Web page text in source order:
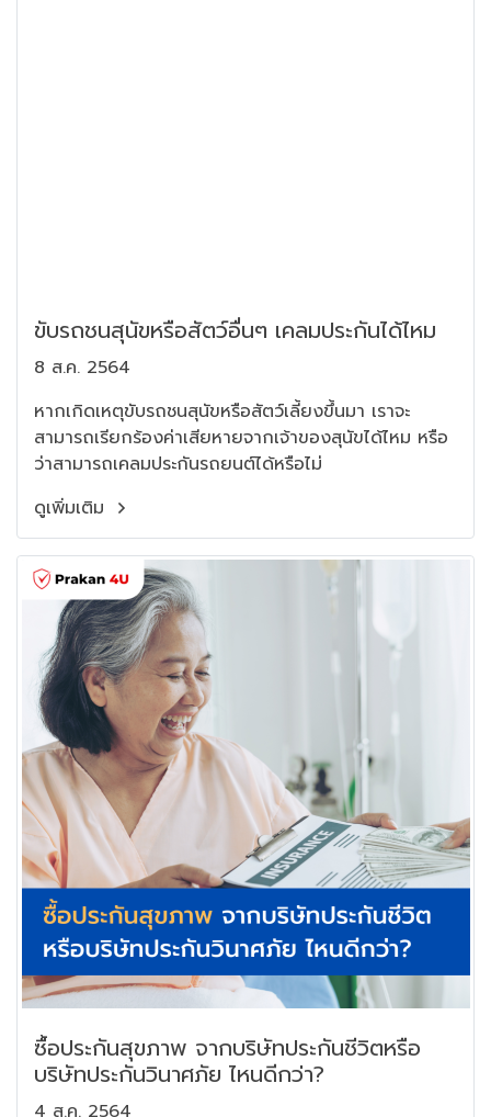
ขับรถชนสุนัขหรือสัตว์อื่นๆ เคลมประกันได้ไหม
8 ส.ค. 2564
หากเกิดเหตุขับรถชนสุนัขหรือสัตว์เลี้ยงขึ้นมา เราจะ
สามารถเรียกร้องค่าเสียหายจากเจ้าของสุนัขได้ไหม หรือ
ว่าสามารถเคลมประกันรถยนต์ได้หรือไม่
ดูเพิ่มเติม
ซื้อประกันสุขภาพ จากบริษัทประกันชีวิตหรือ
บริษัทประกันวินาศภัย ไหนดีกว่า?
4 ส.ค. 2564